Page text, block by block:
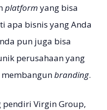
platform yang bisa
apa bisnis yang Anda
pun juga bisa
perusahaan yang
branding.
pendiri Virgin Group,